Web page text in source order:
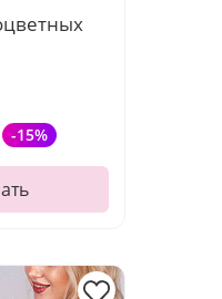
-15%